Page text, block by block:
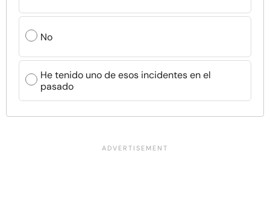
No
He tenido uno de esos incidentes en el
pasado